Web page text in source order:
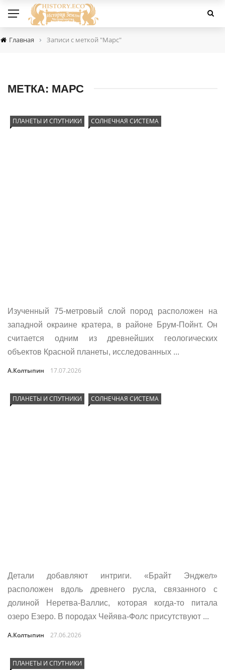
Главная › Записи с меткой "Марс"
МЕТКА: МАРС
ПЛАНЕТЫ И СПУТНИКИ СОЛНЕЧНАЯ СИСТЕМА
Изученный 75-метровый слой пород расположен на
западной окраине кратера, в районе Брум-Пойнт. Он
считается одним из древнейших геологических
объектов Красной планеты, исследованных ...
А.Колтыпин 17.07.2026
ПЛАНЕТЫ И СПУТНИКИ СОЛНЕЧНАЯ СИСТЕМА
Детали добавляют интриги. «Брайт Энджел»
расположен вдоль древнего русла, связанного с
долиной Неретва-Валлис, которая когда-то питала
озеро Езеро. В породах Чейява-Фолс присутствуют ...
А.Колтыпин 27.06.2026
ПЛАНЕТЫ И СПУТНИКИ